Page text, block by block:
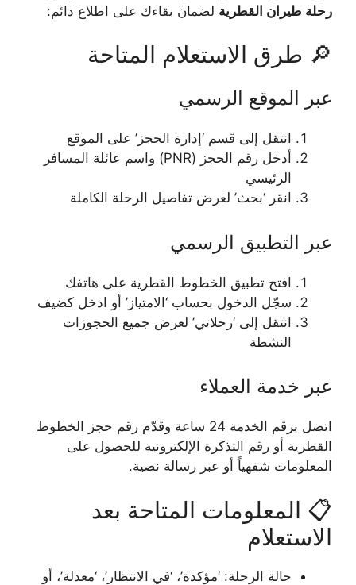
رحلة طيران القطرية لضمان بقاءك على اطلاع دائم:
🔎 طرق الاستعلام المتاحة
عبر الموقع الرسمي
انتقل إلى قسم ‘إدارة الحجز’ على الموقع
أدخل رقم الحجز (PNR) واسم عائلة المسافر
الرئيسي
انقر ‘بحث’ لعرض تفاصيل الرحلة الكاملة
عبر التطبيق الرسمي
افتح تطبيق الخطوط القطرية على هاتفك
سجّل الدخول بحساب ‘الامتياز’ أو ادخل كضيف
انتقل إلى ‘رحلاتي’ لعرض جميع الحجوزات
النشطة
عبر خدمة العملاء
اتصل برقم الخدمة 24 ساعة وقدّم رقم حجز الخطوط
القطرية أو رقم التذكرة الإلكترونية للحصول على
المعلومات شفهياً أو عبر رسالة نصية.
📋 المعلومات المتاحة بعد
الاستعلام
حالة الرحلة: ‘مؤكدة’، ‘في الانتظار’، ‘معدلة’، أو